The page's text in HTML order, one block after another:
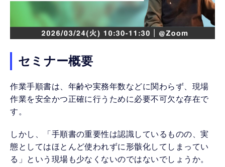
セミナー概要
作業手順書は、年齢や実務年数などに関わらず、現場
作業を安全かつ正確に行うために必要不可欠な存在で
す。
しかし、「手順書の重要性は認識しているものの、実
態としてはほとんど使われずに形骸化してしまってい
る」という現場も少なくないのではないでしょうか。